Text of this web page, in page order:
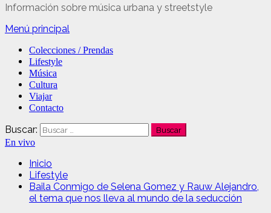
Información sobre música urbana y streetstyle
Menú principal
Colecciones / Prendas
Lifestyle
Música
Cultura
Viajar
Contacto
Buscar:
En vivo
Inicio
Lifestyle
Baila Conmigo de Selena Gomez y Rauw Alejandro,
el tema que nos lleva al mundo de la seducción